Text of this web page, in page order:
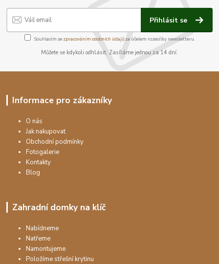
Přihlásit se
Souhlasím se zpracováním osobních údajůza účelem rozesílky newsletteru.
Můžete se kdykoli odhlásit. Zasíláme jednou za 14 dní.
Informace pro zákazníky
O nás
Jak nakupovat
Obchodní podmínky
Fotogalerie
Kontakty
Blog
Zahradní domky na klíč
Nabídneme
Natřeme
Namontujeme
Položíme střešní krytinu